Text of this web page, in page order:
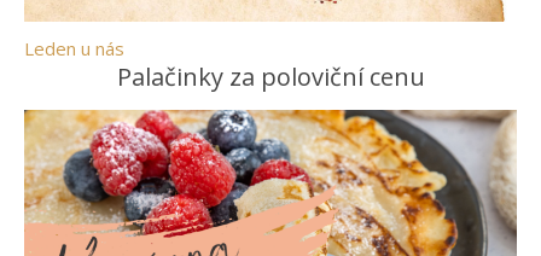
Leden u nás
Palačinky za poloviční cenu